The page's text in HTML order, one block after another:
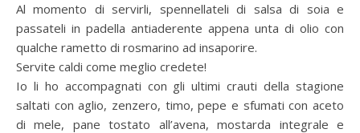
Al momento di servirli, spennellateli di salsa di soia e
passateli in padella antiaderente appena unta di olio con
qualche rametto di rosmarino ad insaporire.
Servite caldi come meglio credete!
Io li ho accompagnati con gli ultimi crauti della stagione
saltati con aglio, zenzero, timo, pepe e sfumati con aceto
di mele, pane tostato all’avena, mostarda integrale e